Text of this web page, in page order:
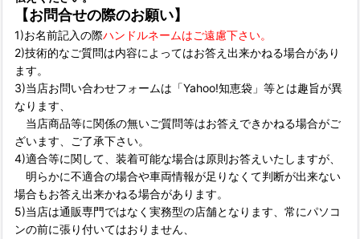
【お問合せの際のお願い】
1)お名前記入の際ハンドルネームはご遠慮下さい。
2)技術的なご質問は内容によってはお答え出来かねる場合があり
ます。
3)当店お問い合わせフォームは「Yahoo!知恵袋」等とは趣旨が異
なります、
当店商品等に関係の無いご質問等はお答えできかねる場合がご
ざいます、ご了承下さい。
4)適合等に関して、装着可能な場合は原則お答えいたしますが、
明らかに不適合の場合や車両情報が足りなくて判断が出来ない
場合もお答え出来かねる場合があります。
5)当店は通販専門ではなく実務型の店舗となります、常にパソコ
ンの前に張り付いてはおりません、